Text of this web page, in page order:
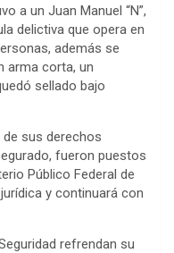
a un Juan Manuel “N”,
delictiva que opera en
además se
arma corta, un
sellado bajo
sus derechos
fueron puestos
Público Federal de
y continuará con
refrendan su